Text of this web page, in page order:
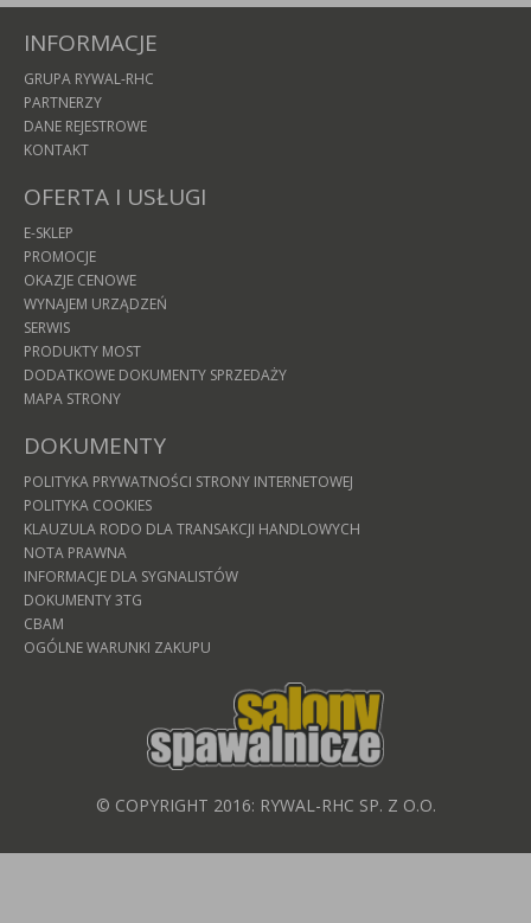
INFORMACJE
GRUPA RYWAL-RHC
PARTNERZY
DANE REJESTROWE
KONTAKT
OFERTA I USŁUGI
E-SKLEP
PROMOCJE
OKAZJE CENOWE
WYNAJEM URZĄDZEŃ
SERWIS
PRODUKTY MOST
DODATKOWE DOKUMENTY SPRZEDAŻY
MAPA STRONY
DOKUMENTY
POLITYKA PRYWATNOŚCI STRONY INTERNETOWEJ
POLITYKA COOKIES
KLAUZULA RODO DLA TRANSAKCJI HANDLOWYCH
NOTA PRAWNA
INFORMACJE DLA SYGNALISTÓW
DOKUMENTY 3TG
CBAM
OGÓLNE WARUNKI ZAKUPU
© COPYRIGHT 2016: RYWAL-RHC SP. Z O.O.